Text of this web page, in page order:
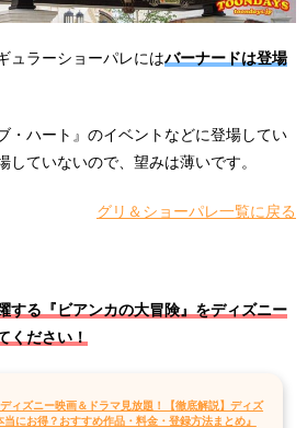
ュラーショーパレにはバーナードは登場
・ハート』のイベントなどに登場してい
していないので、望みは薄いです。
グリ＆ショーパレ一覧に戻る
する『ビアンカの大冒険』をディズニー
ください！
ディズニー映画＆ドラマ見放題！【徹底解説】ディズ
当にお得？おすすめ作品・料金・登録方法まとめ』